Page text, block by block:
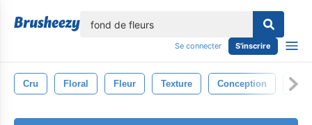
Se connecter S'inscrire
Cru Floral Fleur Texture Conception